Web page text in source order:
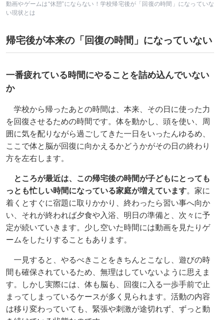
動画やゲームは“休憩”にならない！学校帰宅後が「回復の時間」になっていな
い現状とは
帰宅後が本来の「回復の時間」になっていない
一番疲れている時間にやることを詰め込んでいない
か
学校から帰ったあとの時間は、本来、その日に使った力
を回復させるための時間です。体を動かし、頭を使い、周
囲に気を配りながら過ごしてきた一日をいったんゆるめ、
ここで体と脳が回復に向かえるかどうかがその日の終わり
方を左右します。
ところが最近は、この帰宅後の時間が子どもにとっても
っとも忙しい時間になっている家庭が増えています。家に
着くとすぐに宿題に取りかかり、終わったら習い事へ向か
い、それが終われば夕食や入浴、明日の準備と、次々に予
定が続いていきます。少し空いた時間には動画を見たりゲ
ームをしたりすることもあります。
一見すると、やるべきことをきちんとこなし、遊びの時
間も確保されているため、無理はしていないように思えま
す。しかし実際には、体も脳も、回復に入る一歩手前で止
まってしまっているケースが多く見られます。活動の内容
は移り変わっていても、緊張や刺激が途切れず、ずっと動